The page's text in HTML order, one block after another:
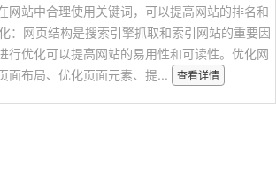
网站中合理使用关键词，可以提高网站的排名和
：网页结构是搜索引擎抓取和索引网站的重要因
行优化可以提高网站的易用性和可读性。优化网
面布局、优化页面元素、提...
查看详情